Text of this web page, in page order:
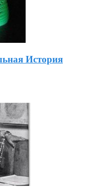
История